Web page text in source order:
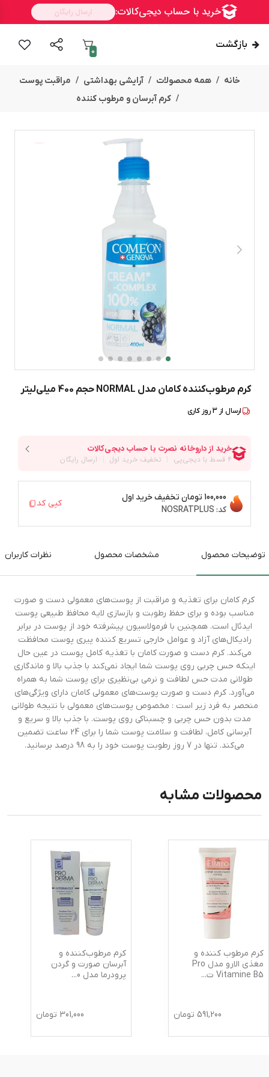
بازگشت
0
خانه همه محصولات آرایشی بهداشتی
مراقبت پوست
کرم آبرسان و مرطوب کننده
کرم مرطوب‌کننده کامان مدل NORMAL حجم 400 میلی‌لیتر
ارسال از 3روز کاری
100,000 تومان
تخفیف خرید اول
کد: NOSRATPLUS
کپی کد
توضیحات محصول مشخصات محصول نظرات کاربران
کرم کامان برای تغذیه و مراقبت از پوست‌های معمولی دست و صورت
مناسب بوده و برای حفظ رطوبت و بازسازی لایه محافظ طبیعی پوست
ایدئال است. همچنین با فرمولاسیون پیشرفته خود از پوست در برابر
رادیکال‌های آزاد و عوامل خارجی تسریع کننده پیری پوست محافظت
می‌کند. کرم دست و صورت کامان با تغذیه کامل پوست در عین حال
اینکه حس چربی روی پوست شما ایجاد نمی‌کند با جذب بالا و ماندگاری
طولانی مدت حس لطافت و نرمی بی‌نظیری برای پوست شما به همراه
می‌آورد. کرم دست و صورت پوست‌های معمولی کامان دارای ویژگی‌های
منحصر به فرد زیر است : مخصوص پوست‌های معمولی با نتیجه طولانی
مدت بدون حس چربی و چسبناکی روی پوست. با جذب بالا و سریع و
آبرسانی کامل، لطافت و سلامت پوست شما را برای 24 ساعت تضمین
می‌کند. تنها در 7 روز رطوبت پوست خود را به 98 درصد برسانید.
محصولات مشابه
کرم مرطوب کننده و
مغذی الارو مدل Pro
Vitamine B5 ت
...
591,200 تومان
کرم مرطوب‌کننده و
آبرسان صورت و گردن
پرودرما مدل 0
...
301,000 تومان